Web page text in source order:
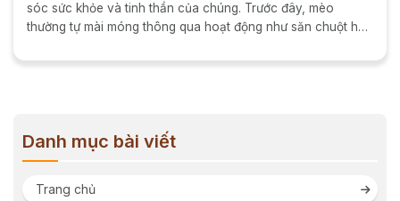
sóc sức khỏe và tinh thần của chúng. Trước đây, mèo
thường tự mài móng thông qua hoạt động như săn chuột hay
Danh mục bài viết
Trang chủ